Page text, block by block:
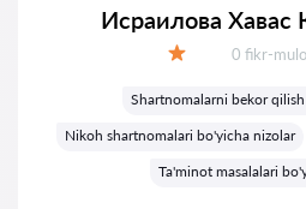
Исраилова Хавас
Fikrlar:
0 fikr-
Shartnomalarni bekor
Nikoh shartnomalari bo'yicha nizolar
Ta'minot masalalari